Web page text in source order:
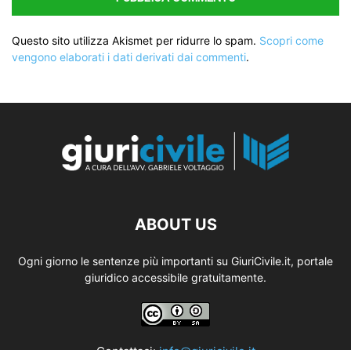
Questo sito utilizza Akismet per ridurre lo spam. Scopri come
vengono elaborati i dati derivati dai commenti.
ABOUT US
Ogni giorno le sentenze più importanti su GiuriCivile.it, portale
giuridico accessibile gratuitamente.